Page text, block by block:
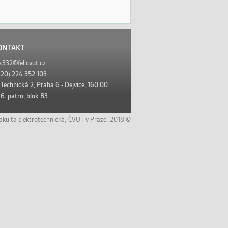
k332@fel.cvut.cz
224 352 103
Technická 2, Praha 6 - Dejvice, 160 00
6. patro, blok B3
elektrotechnická, ČVUT v Praze, 2018 ©